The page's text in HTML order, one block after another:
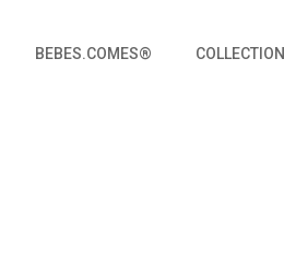
BEBES.COMES® COLLECTION